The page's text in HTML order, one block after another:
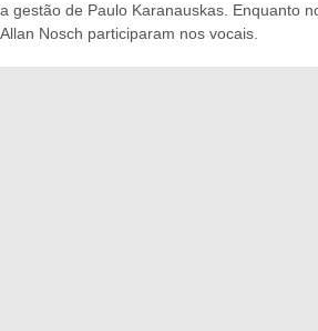
a gestão de Paulo Karanauskas. Enquanto
Allan Nosch participaram nos vocais.